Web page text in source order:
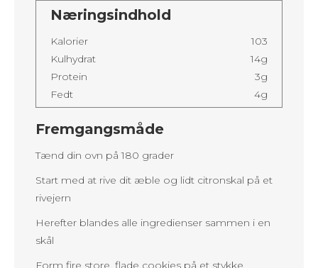
Næringsindhold
Kalorier
103
Kulhydrat
14g
Protein
3g
Fedt
4g
Fremgangsmåde
Tænd din ovn på 180 grader
Start med at rive dit æble og lidt citronskal på et
rivejern
Herefter blandes alle ingredienser sammen i en
skål
Form fire store, flade cookies på et stykke